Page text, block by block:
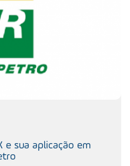
e sua aplicação em